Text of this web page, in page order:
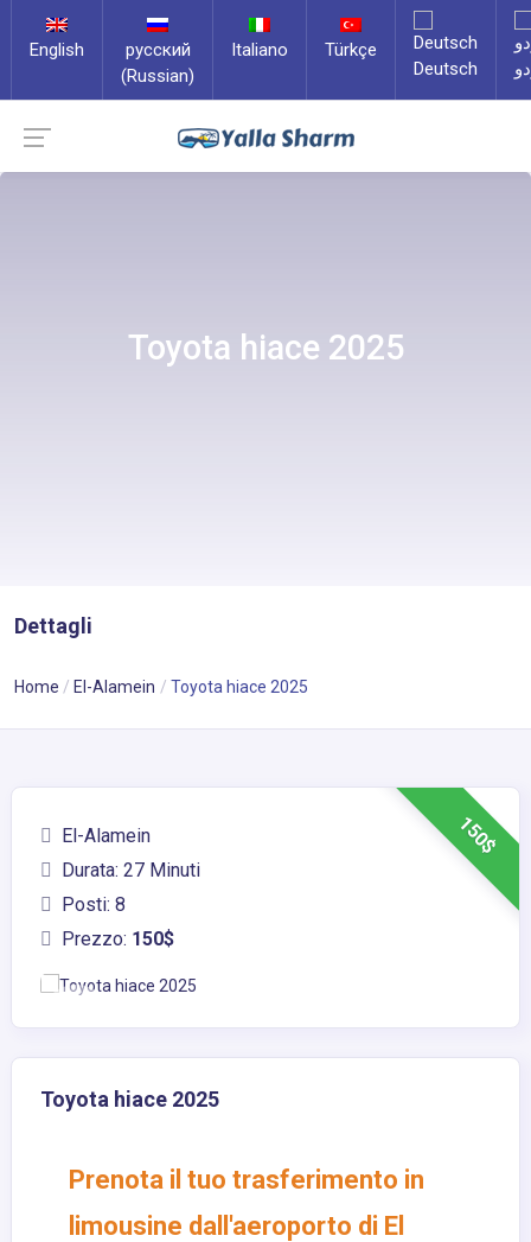
English
русский
(Russian)
Italiano
Türkçe
Deutsch
Toyota hiace 2025
Dettagli
Home El-Alamein Toyota hiace 2025
150$
El-Alamein
Durata: 27 Minuti
Posti: 8
Prezzo: 150$
Toyota hiace 2025
Prenota il tuo trasferimento in
limousine dall'aeroporto di El